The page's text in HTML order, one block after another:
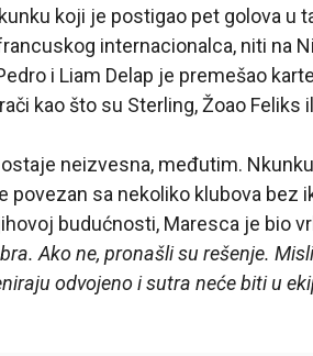
koji je postigao pet golova u
internacionalca, niti na
i Liam Delap je premešao
kao što su Sterling, Žoao Feliks
neizvesna, međutim.
povezan sa nekoliko klubova bez
budućnosti, Maresca je bio
Ako ne, pronašli su rešenje.
odvojeno i sutra neće biti u